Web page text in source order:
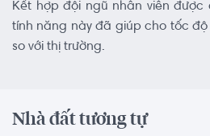
Kết hợp đội ngũ nhân viên được
tính năng này đã giúp cho tốc
so với thị trường.
Nhà đất tương tự